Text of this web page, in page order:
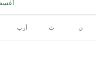
ن ث أرب